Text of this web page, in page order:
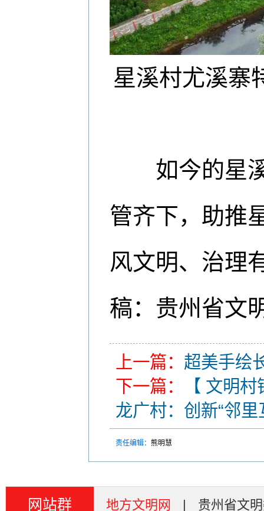
星溪村尤溪寨
如今的星溪
管齐下，助推
风文明、治理
稿：贵州省文
上一篇： 超美手绘
下一篇：
【 文明
龙广村：创新“邻
责任编辑： 熊明慧
网站群 地方文明网 | 贵州省文